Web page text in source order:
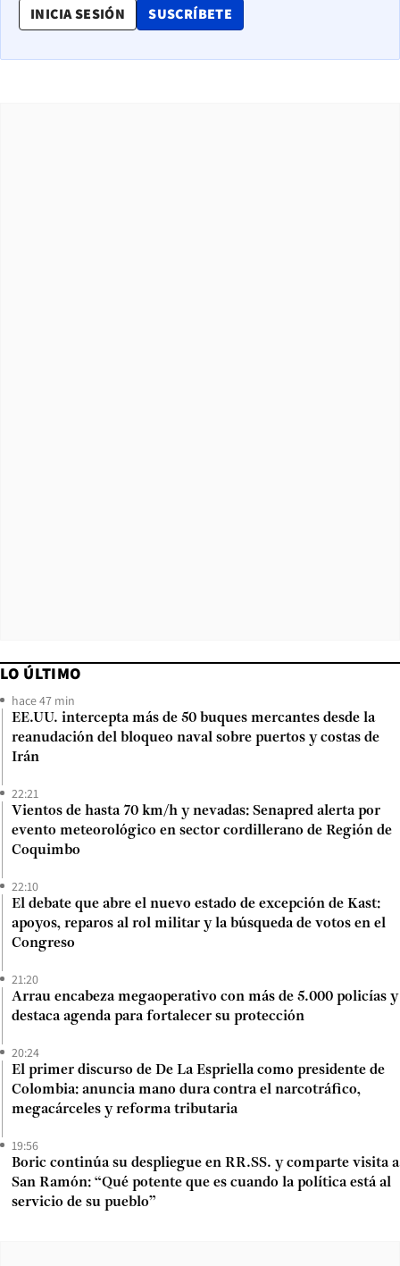
INICIA SESIÓN SUSCRÍBETE
OPENS IN NEW WINDOW
LO ÚLTIMO
hace 47 min
EE.UU. intercepta más de 50 buques mercantes desde la
reanudación del bloqueo naval sobre puertos y costas de
Irán
22:21
Vientos de hasta 70 km/h y nevadas: Senapred alerta por
evento meteorológico en sector cordillerano de Región de
Coquimbo
22:10
El debate que abre el nuevo estado de excepción de Kast:
apoyos, reparos al rol militar y la búsqueda de votos en el
Congreso
21:20
Arrau encabeza megaoperativo con más de 5.000 policías y
destaca agenda para fortalecer su protección
20:24
El primer discurso de De La Espriella como presidente de
Colombia: anuncia mano dura contra el narcotráfico,
megacárceles y reforma tributaria
19:56
Boric continúa su despliegue en RR.SS. y comparte visita a
San Ramón: “Qué potente que es cuando la política está al
servicio de su pueblo”